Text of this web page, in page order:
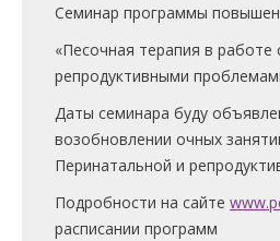
Семинар программы
«Песочная терапия в работе
репродуктивными
Даты семинара буду
возобновлении очных
Перинатальной и
Подробности на сайте
расписании программ